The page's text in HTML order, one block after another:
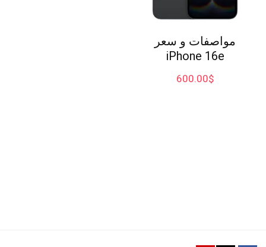
مواصفات و سعر
iPhone 16e
$
600.00